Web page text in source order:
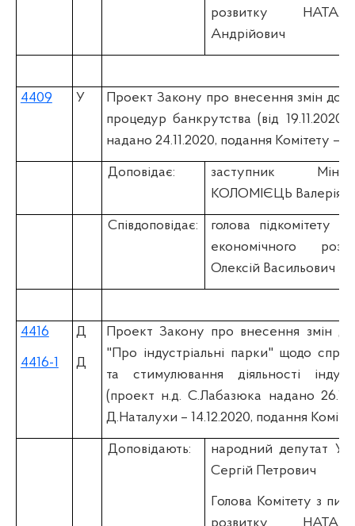
розвитку
Андрійович
4409 У
Проект Закону про внесення змін до
процедур банкрутства (вiд
надано 24.11.2020, подання Комітету –
Доповідає:
заступник
КОЛОМІЄЦЬ Валерія
Співдоповідає:
голова підкомітету
економічного
Олексій Васильович
4416
4416-1
Д
Д
Проект Закону про внесення змін
"Про індустріальні парки" щодо
та стимулювання діяльності
(проект н.д. С.Лабазюка надано
Д.Наталухи – 14.12.2020, подання
Доповідають:
народний депутат
Сергій Петрович
Голова Комітету з
розвитку